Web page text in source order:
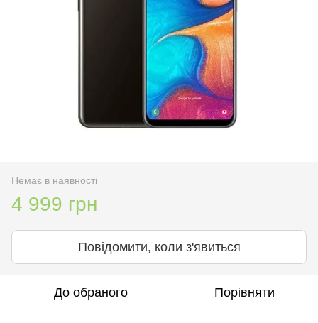
Немає в наявності
4 999 грн
Повідомити, коли з'явиться
До обраного Порівняти